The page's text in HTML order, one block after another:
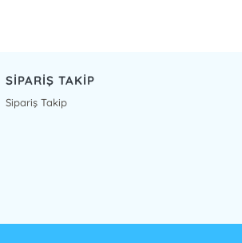
SİPARİŞ TAKİP
Sipariş Takip